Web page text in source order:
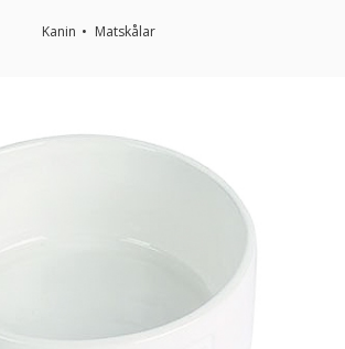
Kanin Matskålar